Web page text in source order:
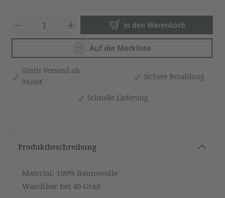
Produkt Anzahl: Gib den
In den Warenkorb
Auf die Merkliste
Gratis Versand ab
99,00€
Sichere Bezahlung
Schnelle Lieferung
Produktbeschreibung
Material: 100% Baumwolle
Waschbar bei 40 Grad